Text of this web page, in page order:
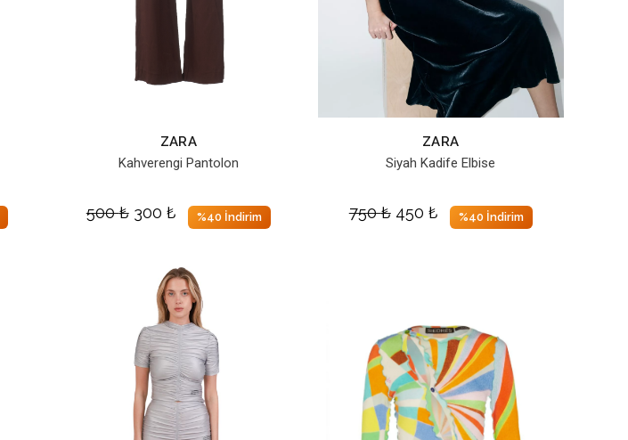
ZARA
Kahverengi Pantolon
500₺ 300 ₺ %40 İndirim
ZARA
Siyah Kadife Elbise
750₺ 450 ₺ %40 İndirim